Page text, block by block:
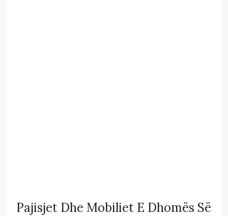
Pajisjet Dhe Mobiliet E Dhomës Së